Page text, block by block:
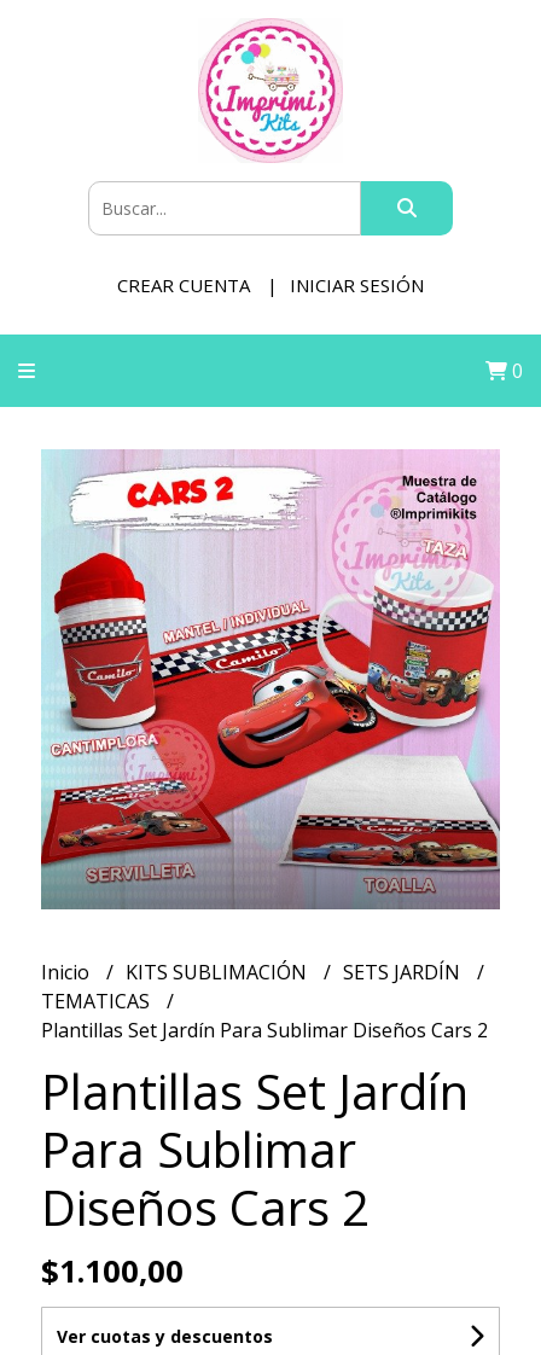
CREAR CUENTA INICIAR SESIÓN
0
Inicio KITS SUBLIMACIÓN
SETS JARDÍN
TEMATICAS
Plantillas Set Jardín Para Sublimar Diseños Cars 2
Plantillas Set Jardín
Para Sublimar
Diseños Cars 2
$1.100,00
Ver cuotas y descuentos